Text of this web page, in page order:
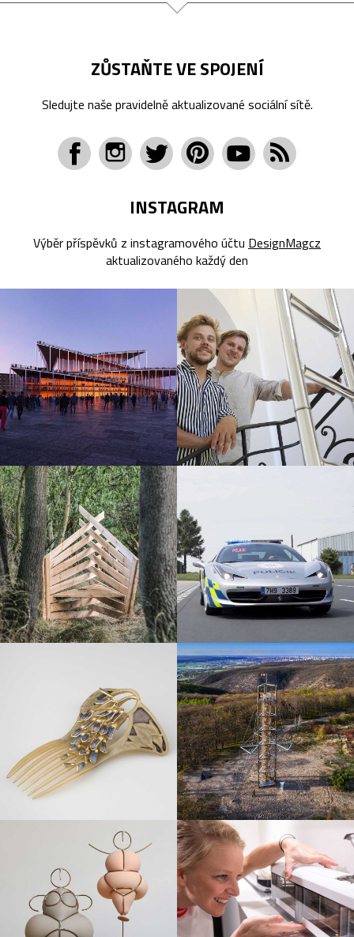
ZŮSTAŇTE VE SPOJENÍ
Sledujte naše pravidelně aktualizované sociální sítě.
INSTAGRAM
Výběr příspěvků z instagramového účtu DesignMagcz
aktualizovaného každý den